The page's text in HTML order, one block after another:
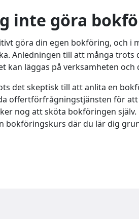
inte göra
göra din egen bokföring, och i
Anledningen till att många
kan läggas på verksamheten
det skeptisk till att anlita en
offertförfrågningstjänsten för
nog att sköta bokföringen
bokföringskurs där du lär dig